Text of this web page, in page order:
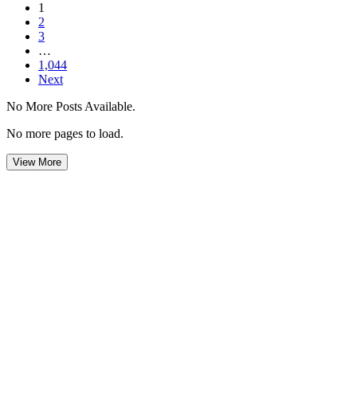
1
2
3
…
1,044
Next
No More Posts Available.
No more pages to load.
View More